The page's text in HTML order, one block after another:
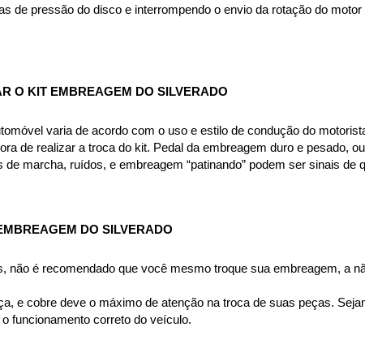
de pressão do disco e interrompendo o envio da rotação do
O KIT EMBREAGEM DO SILVERADO
varia de acordo com o uso e estilo de condução do
de realizar a troca do kit. Pedal da embreagem duro e pesado,
marcha, ruídos, e embreagem “patinando” podem ser sinais de
DO SILVERADO
não é recomendado que você mesmo troque sua embreagem, a
e cobre deve o máximo de atenção na troca de suas peças.
funcionamento correto do veículo.